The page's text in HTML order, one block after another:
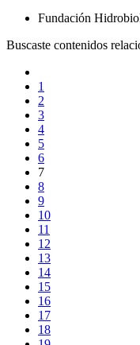
Fundación
Buscaste contenidos
1
2
3
4
5
6
7
8
9
10
11
12
13
14
15
16
17
18